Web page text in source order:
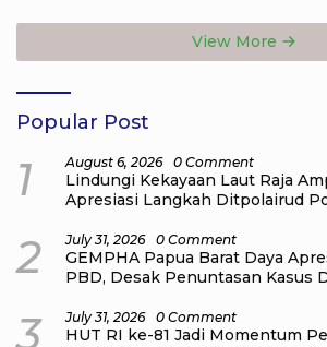
View More
Popular Post
1 August 6, 2026 0 Comment
Lindungi Kekayaan Laut Raja
Apresiasi Langkah Ditpolairud
2 July 31, 2026 0 Comment
GEMPHA Papua Barat Daya
PBD, Desak Penuntasan Kasus
3 July 31, 2026 0 Comment
HUT RI ke-81 Jadi Momentum